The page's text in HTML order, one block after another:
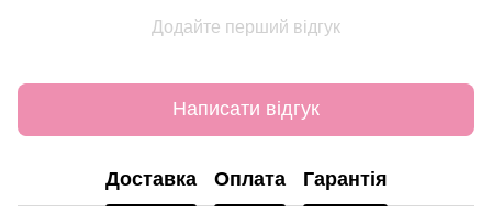
Додайте перший відгук
Написати відгук
Доставка Оплата Гарантія